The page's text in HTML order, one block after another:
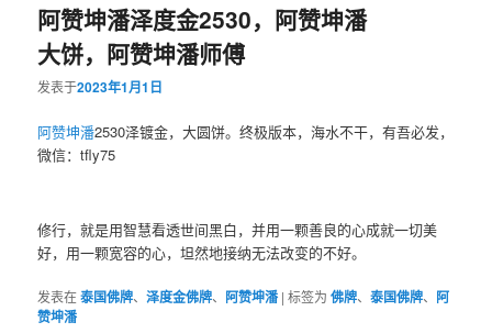
阿赞坤潘泽度金2530，阿赞坤潘
大饼，阿赞坤潘师傅
发表于2023年1月1日
阿赞坤潘2530泽镀金，大圆饼。终极版本，海水不干，有吾必发，
微信：tfly75
修行，就是用智慧看透世间黑白，并用一颗善良的心成就一切美
好，用一颗宽容的心，坦然地接纳无法改变的不好。
发表在泰国佛牌、泽度金佛牌、 阿赞坤潘 |标签为 佛牌、泰国佛牌、 阿
赞坤潘